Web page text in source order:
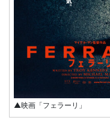
▲映画「フェラーリ」